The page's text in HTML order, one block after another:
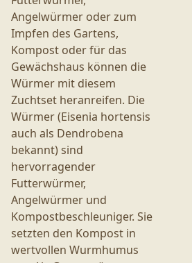
Angelwürmer oder zum
Impfen des Gartens,
Kompost oder für das
Gewächshaus können die
Würmer mit diesem
Zuchtset heranreifen. Die
Würmer (Eisenia hortensis
auch als Dendrobena
bekannt) sind
hervorragender
Futterwürmer,
Angelwürmer und
Kompostbeschleuniger. Sie
setzten den Kompost in
wertvollen Wurmhumus